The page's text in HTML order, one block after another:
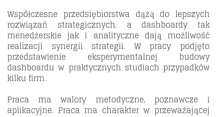
Współczesne przedsiębiorstwa dążą do lepszych
rozwiązań strategicznych, a dashboardy tak
menedżerskie jak i analityczne dają możliwość
realizacji synergii strategii. W pracy podjęto
przedstawienie eksperymentalnej budowy
dashboardu w praktycznych studiach przypadków
kilku firm.
Praca ma walory metodyczne, poznawcze i
aplikacyjne. Praca ma charakter w przeważającej